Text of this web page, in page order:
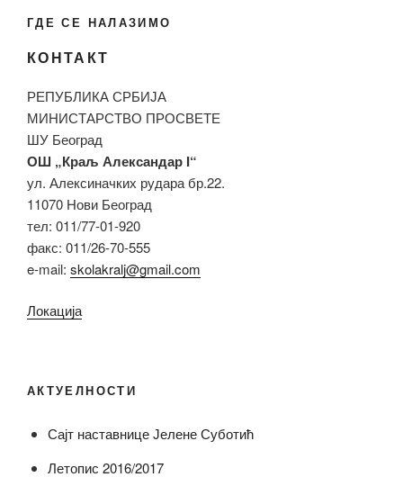
ГДЕ СЕ НАЛАЗИМО
КОНТАКТ
РЕПУБЛИКА СРБИЈА
МИНИСТАРСТВО ПРОСВЕТЕ
ШУ Београд
ОШ „Краљ Александар I“
ул. Алексиначких рудара бр.22.
11070 Нови Београд
тел: 011/77-01-920
факс: 011/26-70-555
e-mail: skolakralj@gmail.com
Локација
АКТУЕЛНОСТИ
Сајт наставнице Јелене Суботић
Летопис 2016/2017